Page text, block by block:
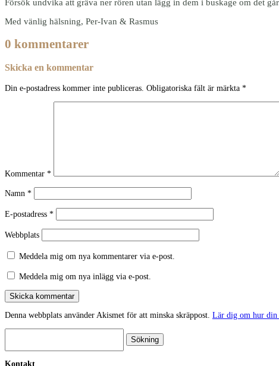
Försök undvika att gräva ner rören utan lägg in dem i buskage om det
Med vänlig hälsning, Per-Ivan & Rasmus
0 kommentarer
Skicka en kommentar
Din e-postadress kommer inte publiceras. Obligatoriska fält är märkta *
Kommentar *
Namn *
E-postadress *
Webbplats
Meddela mig om nya kommentarer via e-post.
Meddela mig om nya inlägg via e-post.
Skicka kommentar
Denna webbplats använder Akismet för att minska skräppost. Lär dig om hur din
Kontakt